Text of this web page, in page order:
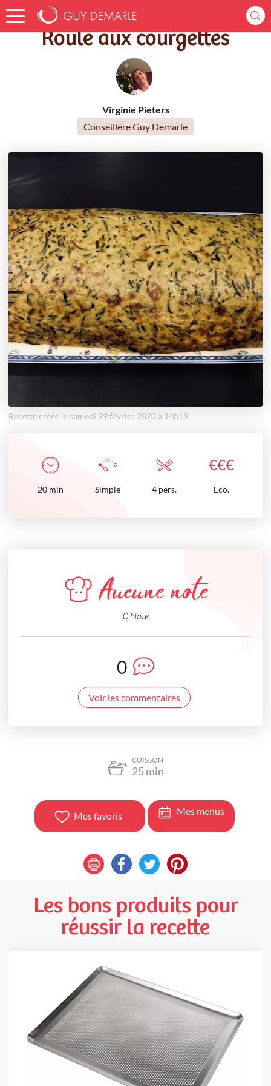
Accueil Recettes Roulé aux courgettes
Roulé aux courgettes
Virginie Pieters
Conseillère Guy Demarle
Recette créée le samedi 29 février 2020 à 14h18
€€€
20 min Simple 4 pers. Eco.
Aucune note
0 Note
0
Voir les commentaires
CUISSON
25 min
Mes favoris Mes menus
Les bons produits pour
réussir la recette